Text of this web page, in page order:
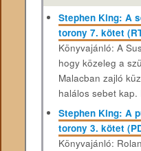
Stephen King: A
torony 7. kötet
Könyvajánló: A
hogy közeleg a
Malacban zajló
halálos sebet kap.
Stephen King: A
torony 3. kötet
Könyvajánló: